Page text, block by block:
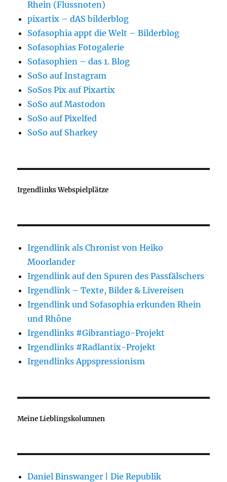
Rhein (Flussnoten)
pixartix – dAS bilderblog
Sofasophia appt die Welt – Bilderblog
Sofasophias Fotogalerie
Sofasophien – das 1. Blog
SoSo auf Instagram
SoSos Pix auf Pixartix
SoSo auf Mastodon
SoSo auf Pixelfed
SoSo auf Sharkey
Irgendlinks Webspielplätze
Irgendlink als Chronist von Heiko
Moorlander
Irgendlink auf den Spuren des Passfälschers
Irgendlink – Texte, Bilder & Livereisen
Irgendlink und Sofasophia erkunden Rhein
und Rhône
Irgendlinks #Gibrantiago-Projekt
Irgendlinks #Radlantix-Projekt
Irgendlinks Appspressionism
Meine Lieblingskolumnen
Daniel Binswanger | Die Republik